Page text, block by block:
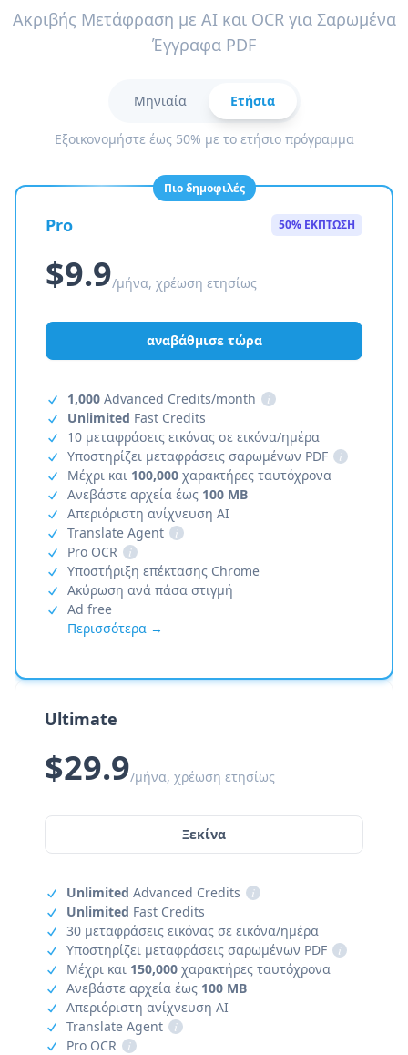
Ακριβής Μετάφραση με AI και OCR για Σαρωμένα
Έγγραφα PDF
Μηνιαία Ετήσια
Εξοικονομήστε έως 50% με το ετήσιο πρόγραμμα
Πιο δημοφιλές
Pro 50% ΕΚΠΤΩΣΗ
$9.9/μήνα, χρέωση ετησίως
αναβάθμισε τώρα
1,000 Advanced Credits/month
i
Unlimited Fast Credits
10 μεταφράσεις εικόνας σε εικόνα/ημέρα
Υποστηρίζει μεταφράσεις σαρωμένων PDF
i
Μέχρι και 100,000 χαρακτήρες ταυτόχρονα
Ανεβάστε αρχεία έως 100 MB
Απεριόριστη ανίχνευση AI
Translate Agent
i
Pro OCR
i
Υποστήριξη επέκτασης Chrome
Ακύρωση ανά πάσα στιγμή
Ad free
Περισσότερα →
Ultimate
$29.9/μήνα, χρέωση ετησίως
Ξεκίνα
Unlimited Advanced Credits
i
Unlimited Fast Credits
30 μεταφράσεις εικόνας σε εικόνα/ημέρα
Υποστηρίζει μεταφράσεις σαρωμένων PDF
i
Μέχρι και 150,000 χαρακτήρες ταυτόχρονα
Ανεβάστε αρχεία έως 100 MB
Απεριόριστη ανίχνευση AI
Translate Agent
i
Pro OCR
i